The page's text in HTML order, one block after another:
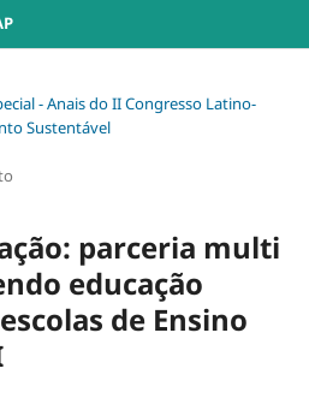
- Anais do II Congresso Latino-
Sustentável
parceria multi
educação
de Ensino